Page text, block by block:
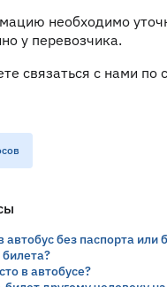
необходимо
у перевозчика.
связаться с нами по
автобус без паспорта или
в автобусе?